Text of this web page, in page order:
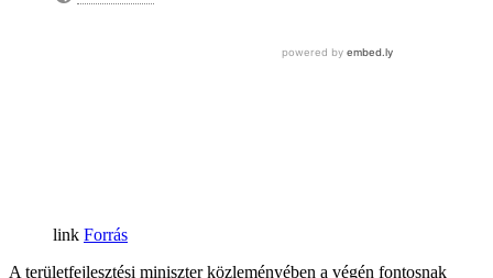
Forrás
A területfejlesztési miniszter közleményében a végén fontosnak